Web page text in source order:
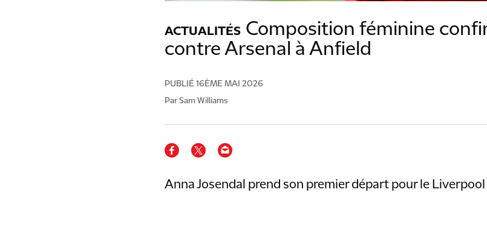
ACTUALITÉS Composition féminine
contre Arsenal à Anfield
PUBLIÉ 16ÈME MAI 2026
Par Sam Williams
Anna Josendal prend son premier départ pour le